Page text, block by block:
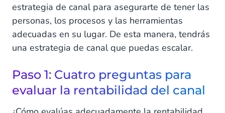
estrategia de canal para asegurarte de tener las
personas, los procesos y las herramientas
adecuadas en su lugar. De esta manera, tendrás
una estrategia de canal que puedas escalar.
Paso 1: Cuatro preguntas para
evaluar la rentabilidad del canal